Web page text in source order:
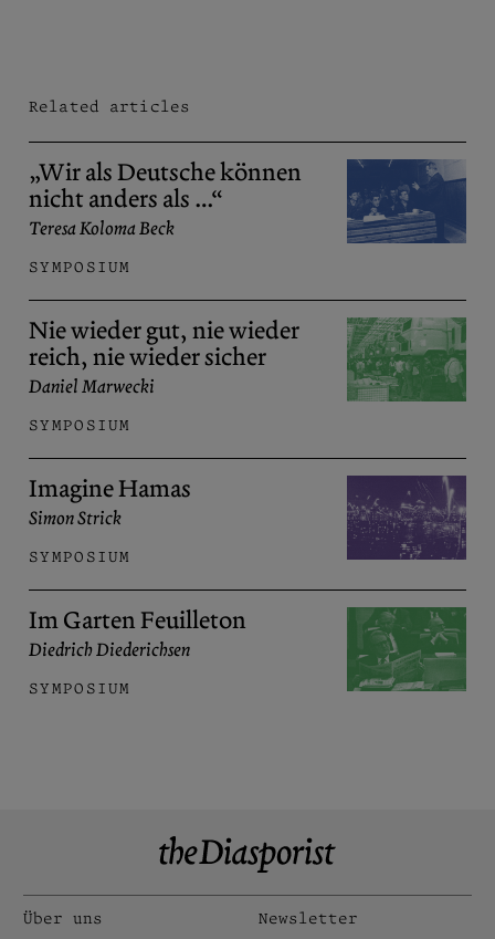
Related articles
„Wir als Deutsche können
nicht anders als …“
Teresa Koloma Beck
SYMPOSIUM
Nie wieder gut, nie wieder
reich, nie wieder sicher
Daniel Marwecki
SYMPOSIUM
Imagine Hamas
Simon Strick
SYMPOSIUM
Im Garten Feuilleton
Diedrich Diederichsen
SYMPOSIUM
Über uns Newsletter